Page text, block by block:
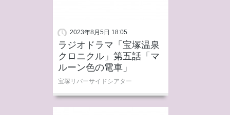
2023年8月5日 18:05
ラジオドラマ「宝塚温泉
クロニクル」第五話「マ
ルーン色の電車」
宝塚リバーサイドシアター